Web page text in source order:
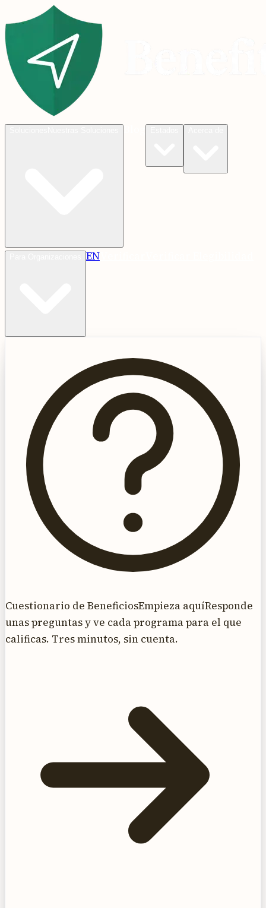
EN
Cuestionario de BeneficiosEmpieza aquíResponde
unas preguntas y ve cada programa para el que
calificas. Tres minutos, sin cuenta.